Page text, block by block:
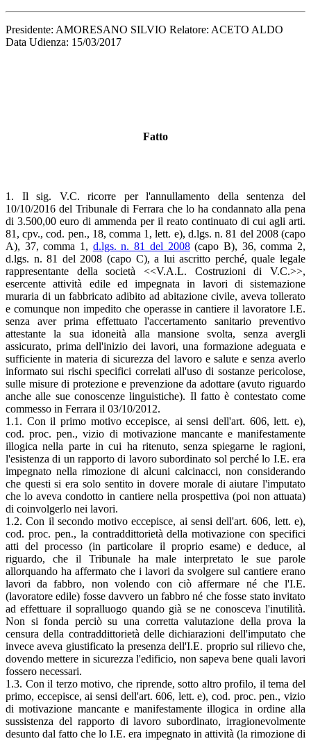
Presidente: AMORESANO SILVIO Relatore: ACETO ALDO
Data Udienza: 15/03/2017
Fatto
1. Il sig. V.C. ricorre per l'annullamento della sentenza del
10/10/2016 del Tribunale di Ferrara che lo ha condannato alla pena
di 3.500,00 euro di ammenda per il reato continuato di cui agli arti.
81, cpv., cod. pen., 18, comma 1, lett. e), d.lgs. n. 81 del 2008 (capo
A), 37, comma 1, d.lgs. n. 81 del 2008(capo B), 36, comma 2,
d.lgs. n. 81 del 2008 (capo C), a lui ascritto perché, quale legale
rappresentante della società <<V.A.L. Costruzioni di V.C.>>,
esercente attività edile ed impegnata in lavori di sistemazione
muraria di un fabbricato adibito ad abitazione civile, aveva tollerato
e comunque non impedito che operasse in cantiere il lavoratore I.E.
senza aver prima effettuato l'accertamento sanitario preventivo
attestante la sua idoneità alla mansione svolta, senza avergli
assicurato, prima dell'inizio dei lavori, una formazione adeguata e
sufficiente in materia di sicurezza del lavoro e salute e senza averlo
informato sui rischi specifici correlati all'uso di sostanze pericolose,
sulle misure di protezione e prevenzione da adottare (avuto riguardo
anche alle sue conoscenze linguistiche). Il fatto è contestato come
commesso in Ferrara il 03/10/2012.
1.1. Con il primo motivo eccepisce, ai sensi dell'art. 606, lett. e),
cod. proc. pen., vizio di motivazione mancante e manifestamente
illogica nella parte in cui ha ritenuto, senza spiegarne le ragioni,
l'esistenza di un rapporto di lavoro subordinato sol perché lo I.E. era
impegnato nella rimozione di alcuni calcinacci, non considerando
che questi si era solo sentito in dovere morale di aiutare l'imputato
che lo aveva condotto in cantiere nella prospettiva (poi non attuata)
di coinvolgerlo nei lavori.
1.2. Con il secondo motivo eccepisce, ai sensi dell'art. 606, lett. e),
cod. proc. pen., la contraddittorietà della motivazione con specifici
atti del processo (in particolare il proprio esame) e deduce, al
riguardo, che il Tribunale ha male interpretato le sue parole
allorquando ha affermato che i lavori da svolgere sul cantiere erano
lavori da fabbro, non volendo con ciò affermare né che l'I.E.
(lavoratore edile) fosse davvero un fabbro né che fosse stato invitato
ad effettuare il sopralluogo quando già se ne conosceva l'inutilità.
Non si fonda perciò su una corretta valutazione della prova la
censura della contraddittorietà delle dichiarazioni dell'imputato che
invece aveva giustificato la presenza dell'I.E. proprio sul rilievo che,
dovendo mettere in sicurezza l'edificio, non sapeva bene quali lavori
fossero necessari.
1.3. Con il terzo motivo, che riprende, sotto altro profilo, il tema del
primo, eccepisce, ai sensi dell'art. 606, lett. e), cod. proc. pen., vizio
di motivazione mancante e manifestamente illogica in ordine alla
sussistenza del rapporto di lavoro subordinato, irragionevolmente
desunto dal fatto che lo I.E. era impegnato in attività (la rimozione di